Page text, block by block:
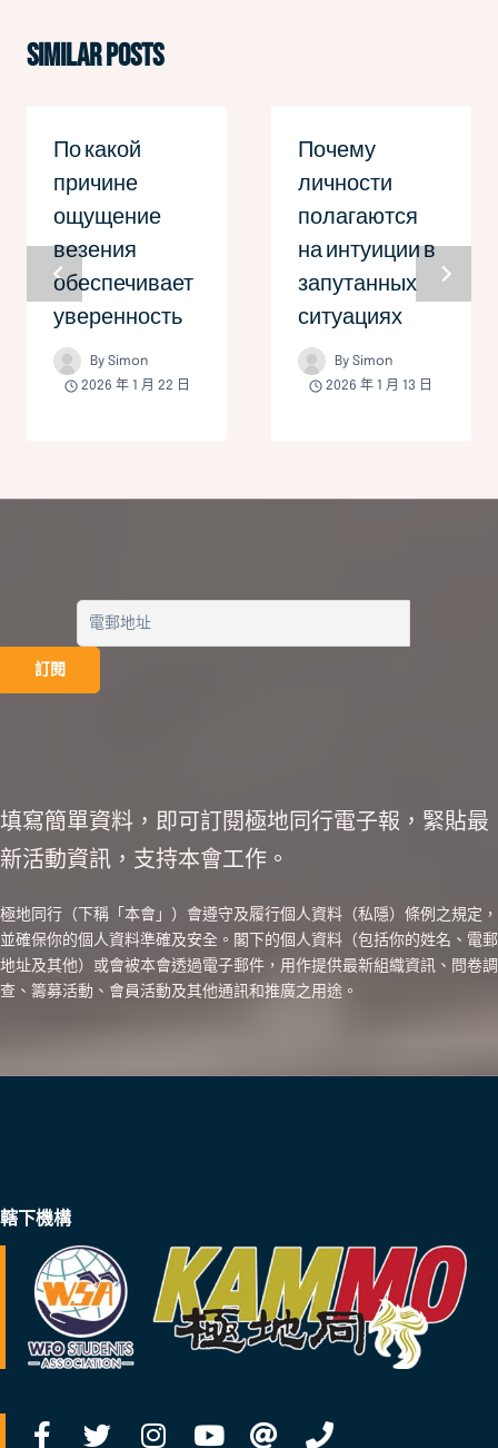
Similar Posts
По какой
причине
ощущение
везения
обеспечивает
уверенность
By Simon
2026 年 1 月 22 日
Почему
личности
полагаются
на интуиции в
запутанных
ситуациях
By Simon
2026 年 1 月 13 日
填寫簡單資料，即可訂閱極地同行電子報，緊貼最
新活動資訊，支持本會工作。
極地同行（下稱「本會」）會遵守及履行個人資料（私隱）條例之規定，
並確保你的個人資料準確及安全。閣下的個人資料（包括你的姓名、電郵
地址及其他）或會被本會透過電子郵件，用作提供最新組織資訊、問卷調
查、籌募活動、會員活動及其他通訊和推廣之用途。
轄下機構